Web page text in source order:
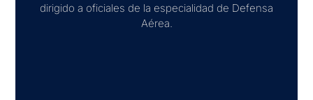
dirigido a oficiales de la especialidad de Defensa
Aérea.